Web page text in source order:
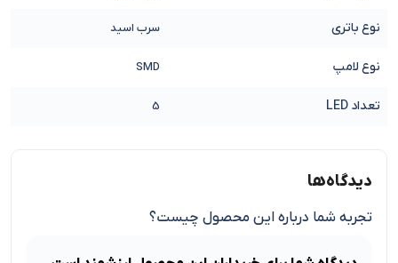
نوع باتری سرب اسید
نوع لامپ SMD
تعداد LED 5
دیدگاه‌ها
تجربه شما درباره این محصول چیست؟